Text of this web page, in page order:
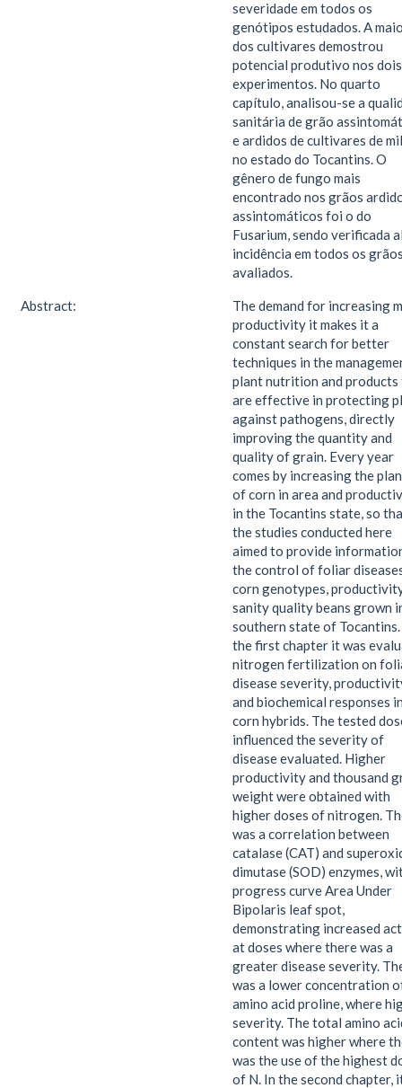
severidade em todos os
genótipos estudados. A
dos cultivares demostrou
potencial produtivo nos dois
experimentos. No quarto
capítulo, analisou-se a
sanitária de grão
e ardidos de cultivares de
no estado do Tocantins. O
gênero de fungo mais
encontrado nos grãos
assintomáticos foi o do
Fusarium, sendo verificada
incidência em todos os
avaliados.
Abstract:
The demand for increasing
productivity it makes it a
constant search for better
techniques in the
plant nutrition and
are effective in protecting
against pathogens, directly
improving the quantity and
quality of grain. Every year
comes by increasing the
of corn in area and
in the Tocantins state, so
the studies conducted here
aimed to provide
the control of foliar
corn genotypes,
sanity quality beans grown
southern state of
the first chapter it was
nitrogen fertilization on
disease severity,
and biochemical responses
corn hybrids. The tested
influenced the severity of
disease evaluated. Higher
productivity and thousand
weight were obtained with
higher doses of nitrogen.
was a correlation between
catalase (CAT) and
dimutase (SOD) enzymes,
progress curve Area Under
Bipolaris leaf spot,
demonstrating increased
at doses where there was a
greater disease severity.
was a lower concentration
amino acid proline, where
severity. The total amino
content was higher where
was the use of the highest
of N. In the second chapter,